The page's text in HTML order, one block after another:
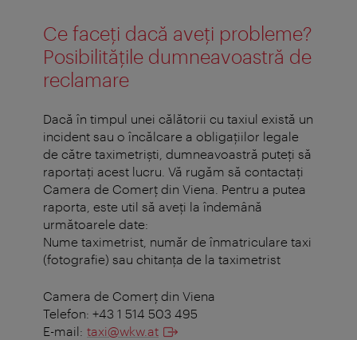
Ce faceţi dacă aveţi probleme?
Posibilităţile dumneavoastră de
reclamare
Dacă în timpul unei călătorii cu taxiul există un
incident sau o încălcare a obligaţiilor legale
de către taximetrişti, dumneavoastră puteţi să
raportaţi acest lucru. Vă rugăm să contactați
Camera de Comerț din Viena. Pentru a putea
raporta, este util să aveţi la îndemână
următoarele date:
Nume taximetrist, număr de înmatriculare taxi
(fotografie) sau chitanţa de la taximetrist
Camera de Comerț din Viena
Telefon: +43 1 514 503 495
E-mail: taxi@wkw.at